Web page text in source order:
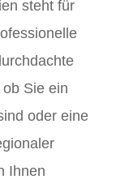
steht für
Sie ein
oder eine
Ihnen